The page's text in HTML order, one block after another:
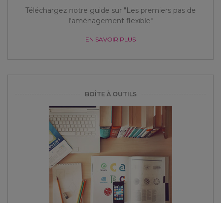
Téléchargez notre guide sur "Les premiers pas de
l'aménagement flexible"
EN SAVOIR PLUS
BOÎTE À OUTILS